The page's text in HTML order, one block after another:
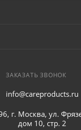
ЗАКАЗАТЬ ЗВОНОК
info@careproducts.ru
г. Москва, ул.
дом 10, стр. 2